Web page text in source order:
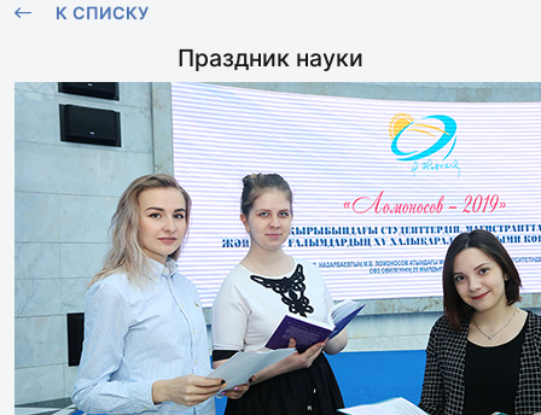
К СПИСКУ
Праздник науки